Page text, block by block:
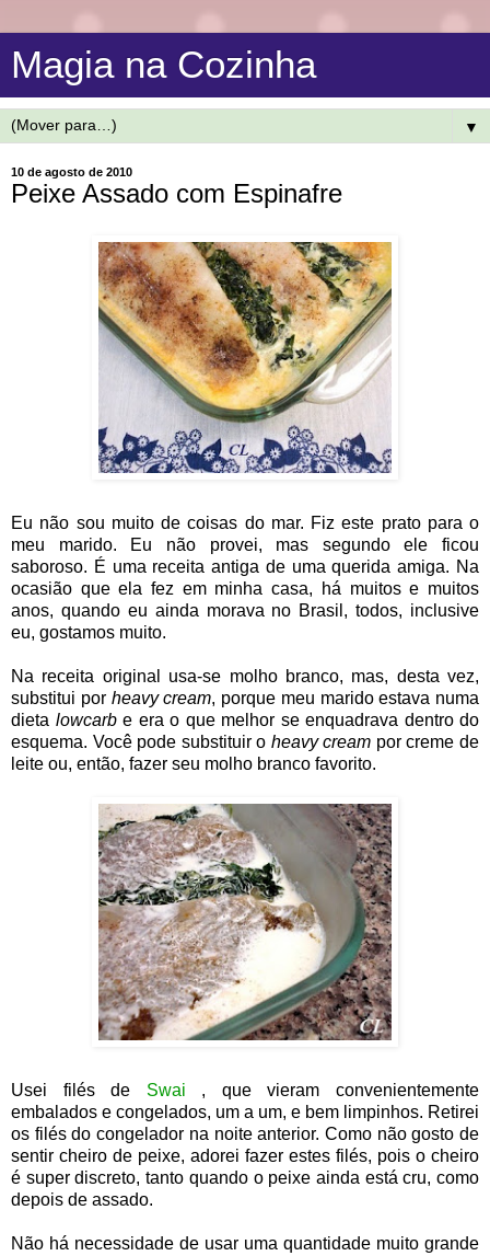
Magia na Cozinha
▼
10 de agosto de 2010
Peixe Assado com Espinafre
Eu não sou muito de coisas do mar. Fiz este prato para o
meu marido. Eu não provei, mas segundo ele ficou
saboroso. É uma receita antiga de uma querida amiga. Na
ocasião que ela fez em minha casa, há muitos e muitos
anos, quando eu ainda morava no Brasil, todos, inclusive
eu, gostamos muito.
Na receita original usa-se molho branco, mas, desta vez,
substitui por heavy cream, porque meu marido estava numa
dieta lowcarbe era o que melhor se enquadrava dentro do
esquema. Você pode substituir o heavy cream por creme de
leite ou, então, fazer seu molho branco favorito.
Usei filés de Swai
, que vieram convenientemente
embalados e congelados, um a um, e bem limpinhos. Retirei
os filés do congelador na noite anterior. Como não gosto de
sentir cheiro de peixe, adorei fazer estes filés, pois o cheiro
é super discreto, tanto quando o peixe ainda está cru, como
depois de assado.
Não há necessidade de usar uma quantidade muito grande